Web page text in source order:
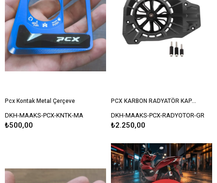
Pcx Kontak Metal Çerçeve
DKH-MAAKS-PCX-KNTK-MA
₺500,00
PCX KARBON RADYATÖR KAPAK GRİ
DKH-MAAKS-PCX-RADYOTOR-GR
₺2.250,00